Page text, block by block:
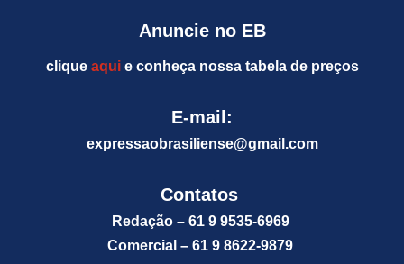
Anuncie no EB
clique aquie conheça nossa tabela de preços
E-mail:
expressaobrasiliense@gmail.com
Contatos
Redação – 61 9 9535-6969
Comercial – 61 9 8622-9879